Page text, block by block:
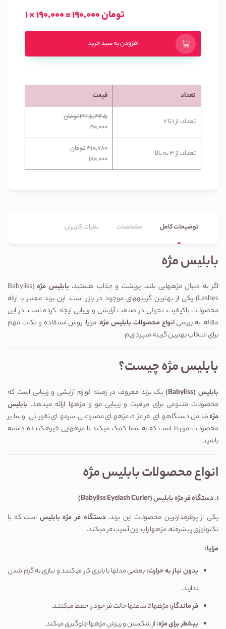
1 × 190,000 = 190,000 تومان
افزودن به سبد خرید
تعداد قیمت
تعداد: از 1 تا 2
345,345 تومان
190,000
تعداد: از 3 به بالا
318,780 تومان
180,000
توضیحات کامل مشخصات نظرات کاربران
بابلیس مژه
اگر به دنبال مژههایی بلند، پرپشت و جذاب هستید، بابلیس مژه (Babyliss
Lashes) یکی از بهترین گزینههای موجود در بازار است. این برند معتبر با ارائه
محصولات باکیفیت، تحولی در صنعت آرایشی و زیبایی ایجاد کرده است. در این
مقاله، به بررسیانواع محصولات بابلیس مژه، مزایا، روش استفاده و نکات مهم
برای انتخاب بهترین گزینه میپردازیم.
بابلیس مژه چیست؟
بابلیس(Babyliss)
یک برند معروف در زمینه لوازم آرایشی و زیبایی است که
محصولات متنوعی برای مراقبت و زیبایی مو و مژهها ارائه میدهد. بابلیس
مژهشامل دستگاههای فر مژه، مژههای مصنوعی، سرمهای تقویتی و سایر
محصولات مرتبط است که به شما کمک میکند تا مژههایی خیرهکننده داشته
باشید.
انواع محصولات بابلیس مژه
1. دستگاه فر مژه بابلیس(Babyliss Eyelash Curler)
یکی از پرطرفدارترین محصولات این برند، دستگاه فر مژه بابلیس است که با
تکنولوژی پیشرفته، مژهها را بدون آسیب فر میکند.
مزایا:
بدون نیاز به حرارت:بعضی مدلها با باتری کار میکنند و نیازی به گرم شدن
ندارند.
فر ماندگار:مژهها تا ساعتها حالت فر خود را حفظ میکنند.
بیخطر برای مژه:از شکستن و ریزش مژهها جلوگیری میکند.